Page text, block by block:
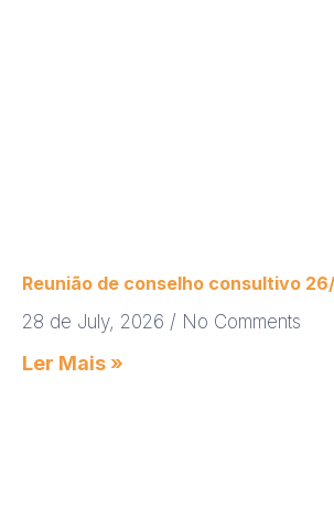
Reunião de conselho consultivo
28 de July, 2026
No Comments
Ler Mais »